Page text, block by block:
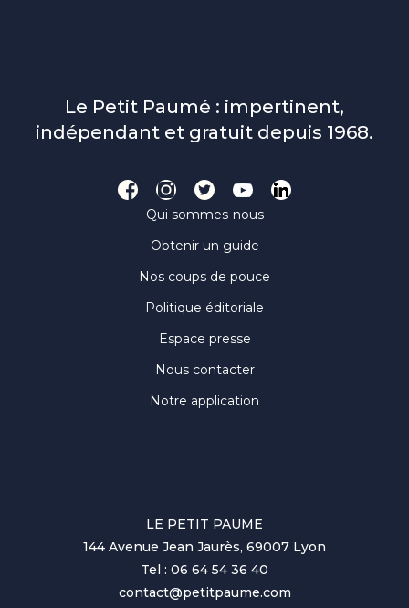
Le Petit Paumé : impertinent,
indépendant et gratuit depuis 1968.
Qui sommes-nous
Obtenir un guide
Nos coups de pouce
Politique éditoriale
Espace presse
Nous contacter
Notre application
LE PETIT PAUME
144 Avenue Jean Jaurès, 69007 Lyon
Tel : 06 64 54 36 40
contact@petitpaume.com